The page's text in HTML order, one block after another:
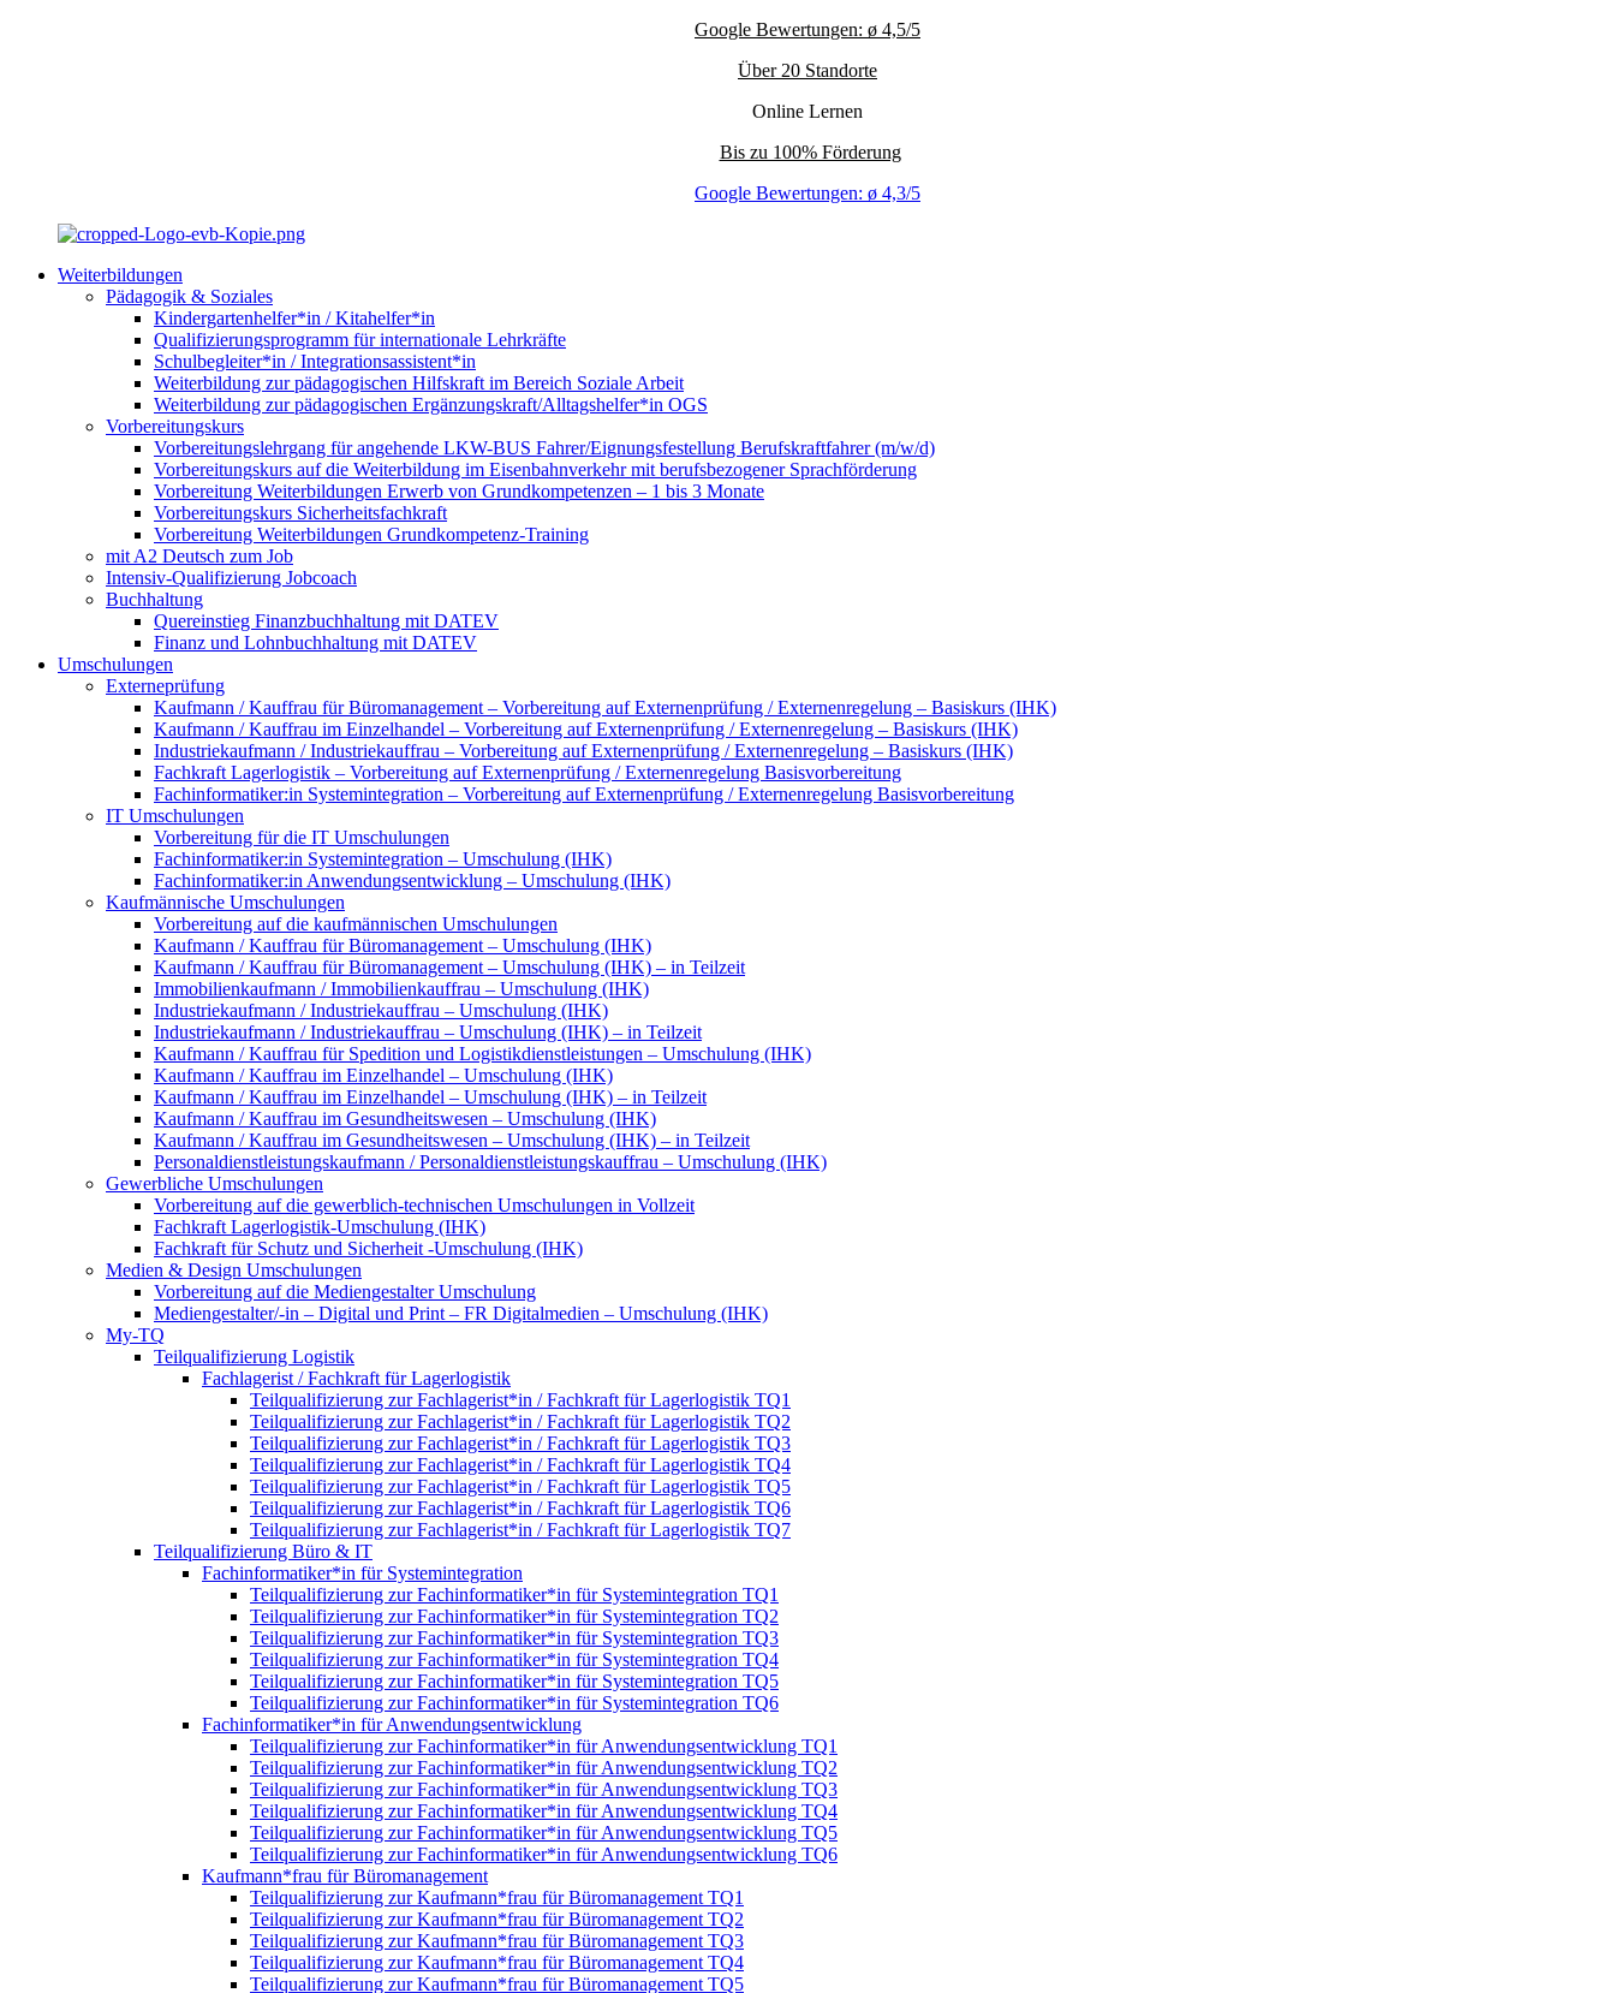
Google Bewertungen: ø 4,5/5
Über 20 Standorte
Online Lernen
Bis zu 100% Förderung
Google Bewertungen: ø 4,3/5
Weiterbildungen
Pädagogik & Soziales
Kindergartenhelfer*in / Kitahelfer*in
Qualifizierungsprogramm für internationale Lehrkräfte
Schulbegleiter*in / Integrationsassistent*in
Weiterbildung zur pädagogischen Hilfskraft im Bereich Soziale Arbeit
Weiterbildung zur pädagogischen Ergänzungskraft/Alltagshelfer*in OGS
Vorbereitungskurs
Vorbereitungslehrgang für angehende LKW-BUS Fahrer/Eignungsfestellung Berufskraftfahrer (m/w/d)
Vorbereitungskurs auf die Weiterbildung im Eisenbahnverkehr mit berufsbezogener Sprachförderung
Vorbereitung Weiterbildungen Erwerb von Grundkompetenzen – 1 bis 3 Monate
Vorbereitungskurs Sicherheitsfachkraft
Vorbereitung Weiterbildungen Grundkompetenz-Training
mit A2 Deutsch zum Job
Intensiv-Qualifizierung Jobcoach
Buchhaltung
Quereinstieg Finanzbuchhaltung mit DATEV
Finanz und Lohnbuchhaltung mit DATEV
Umschulungen
Externeprüfung
Kaufmann / Kauffrau für Büromanagement – Vorbereitung auf Externenprüfung / Externenregelung – Basiskurs (IHK)
Kaufmann / Kauffrau im Einzelhandel – Vorbereitung auf Externenprüfung / Externenregelung – Basiskurs (IHK)
Industriekaufmann / Industriekauffrau – Vorbereitung auf Externenprüfung / Externenregelung – Basiskurs (IHK)
Fachkraft Lagerlogistik – Vorbereitung auf Externenprüfung / Externenregelung Basisvorbereitung
Fachinformatiker:in Systemintegration – Vorbereitung auf Externenprüfung / Externenregelung Basisvorbereitung
IT Umschulungen
Vorbereitung für die IT Umschulungen
Fachinformatiker:in Systemintegration – Umschulung (IHK)
Fachinformatiker:in Anwendungsentwicklung – Umschulung (IHK)
Kaufmännische Umschulungen
Vorbereitung auf die kaufmännischen Umschulungen
Kaufmann / Kauffrau für Büromanagement – Umschulung (IHK)
Kaufmann / Kauffrau für Büromanagement – Umschulung (IHK) – in Teilzeit
Immobilienkaufmann / Immobilienkauffrau – Umschulung (IHK)
Industriekaufmann / Industriekauffrau – Umschulung (IHK)
Industriekaufmann / Industriekauffrau – Umschulung (IHK) – in Teilzeit
Kaufmann / Kauffrau für Spedition und Logistikdienstleistungen – Umschulung (IHK)
Kaufmann / Kauffrau im Einzelhandel – Umschulung (IHK)
Kaufmann / Kauffrau im Einzelhandel – Umschulung (IHK) – in Teilzeit
Kaufmann / Kauffrau im Gesundheitswesen – Umschulung (IHK)
Kaufmann / Kauffrau im Gesundheitswesen – Umschulung (IHK) – in Teilzeit
Personaldienstleistungskaufmann / Personaldienstleistungskauffrau – Umschulung (IHK)
Gewerbliche Umschulungen
Vorbereitung auf die gewerblich-technischen Umschulungen in Vollzeit
Fachkraft Lagerlogistik-Umschulung (IHK)
Fachkraft für Schutz und Sicherheit -Umschulung (IHK)
Medien & Design Umschulungen
Vorbereitung auf die Mediengestalter Umschulung
Mediengestalter/-in – Digital und Print – FR Digitalmedien – Umschulung (IHK)
My-TQ
Teilqualifizierung Logistik
Fachlagerist / Fachkraft für Lagerlogistik
Teilqualifizierung zur Fachlagerist*in / Fachkraft für Lagerlogistik TQ1
Teilqualifizierung zur Fachlagerist*in / Fachkraft für Lagerlogistik TQ2
Teilqualifizierung zur Fachlagerist*in / Fachkraft für Lagerlogistik TQ3
Teilqualifizierung zur Fachlagerist*in / Fachkraft für Lagerlogistik TQ4
Teilqualifizierung zur Fachlagerist*in / Fachkraft für Lagerlogistik TQ5
Teilqualifizierung zur Fachlagerist*in / Fachkraft für Lagerlogistik TQ6
Teilqualifizierung zur Fachlagerist*in / Fachkraft für Lagerlogistik TQ7
Teilqualifizierung Büro & IT
Fachinformatiker*in für Systemintegration
Teilqualifizierung zur Fachinformatiker*in für Systemintegration TQ1
Teilqualifizierung zur Fachinformatiker*in für Systemintegration TQ2
Teilqualifizierung zur Fachinformatiker*in für Systemintegration TQ3
Teilqualifizierung zur Fachinformatiker*in für Systemintegration TQ4
Teilqualifizierung zur Fachinformatiker*in für Systemintegration TQ5
Teilqualifizierung zur Fachinformatiker*in für Systemintegration TQ6
Fachinformatiker*in für Anwendungsentwicklung
Teilqualifizierung zur Fachinformatiker*in für Anwendungsentwicklung TQ1
Teilqualifizierung zur Fachinformatiker*in für Anwendungsentwicklung TQ2
Teilqualifizierung zur Fachinformatiker*in für Anwendungsentwicklung TQ3
Teilqualifizierung zur Fachinformatiker*in für Anwendungsentwicklung TQ4
Teilqualifizierung zur Fachinformatiker*in für Anwendungsentwicklung TQ5
Teilqualifizierung zur Fachinformatiker*in für Anwendungsentwicklung TQ6
Kaufmann*frau für Büromanagement
Teilqualifizierung zur Kaufmann*frau für Büromanagement TQ1
Teilqualifizierung zur Kaufmann*frau für Büromanagement TQ2
Teilqualifizierung zur Kaufmann*frau für Büromanagement TQ3
Teilqualifizierung zur Kaufmann*frau für Büromanagement TQ4
Teilqualifizierung zur Kaufmann*frau für Büromanagement TQ5